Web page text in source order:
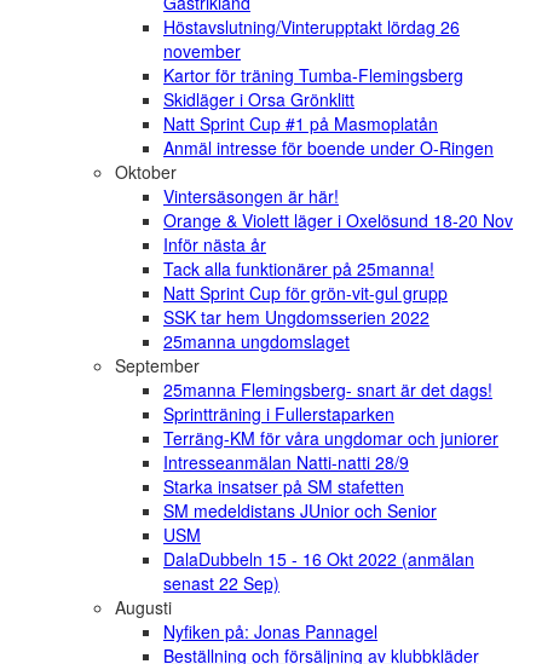
Höstavslutning/Vinterupptakt lördag 26
november
Kartor för träning Tumba-Flemingsberg
Skidläger i Orsa Grönklitt
Natt Sprint Cup #1 på Masmoplatån
Anmäl intresse för boende under O-Ringen
Oktober
Vintersäsongen är här!
Orange & Violett läger i Oxelösund 18-20 Nov
Inför nästa år
Tack alla funktionärer på 25manna!
Natt Sprint Cup för grön-vit-gul grupp
SSK tar hem Ungdomsserien 2022
25manna ungdomslaget
September
25manna Flemingsberg- snart är det dags!
Sprintträning i Fullerstaparken
Terräng-KM för våra ungdomar och juniorer
Intresseanmälan Natti-natti 28/9
Starka insatser på SM stafetten
SM medeldistans JUnior och Senior
USM
DalaDubbeln 15 - 16 Okt 2022 (anmälan
senast 22 Sep)
Augusti
Nyfiken på: Jonas Pannagel
Beställning och försäljning av klubbkläder